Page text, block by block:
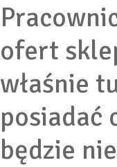
ofert
właśnie
posiadać
będzie